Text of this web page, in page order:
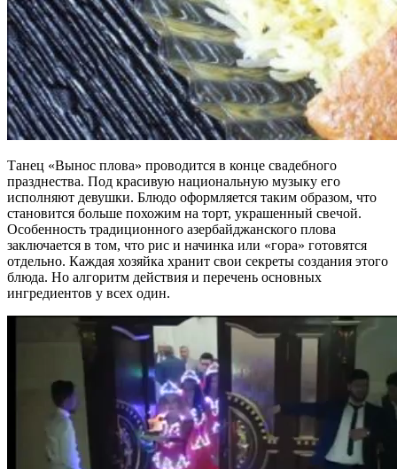
Танец «Вынос плова» проводится в конце свадебного
празднества. Под красивую национальную музыку его
исполняют девушки. Блюдо оформляется таким образом, что
становится больше похожим на торт, украшенный свечой.
Особенность традиционного азербайджанского плова
заключается в том, что рис и начинка или «гора» готовятся
отдельно. Каждая хозяйка хранит свои секреты создания этого
блюда. Но алгоритм действия и перечень основных
ингредиентов у всех один.